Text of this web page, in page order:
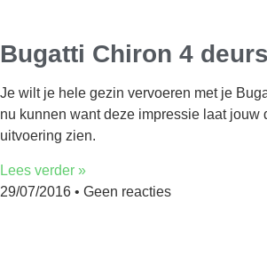
Bugatti Chiron 4 deurs
Je wilt je hele gezin vervoeren met je
nu kunnen want deze impressie laat jouw
uitvoering zien.
Lees verder »
29/07/2016
Geen reacties